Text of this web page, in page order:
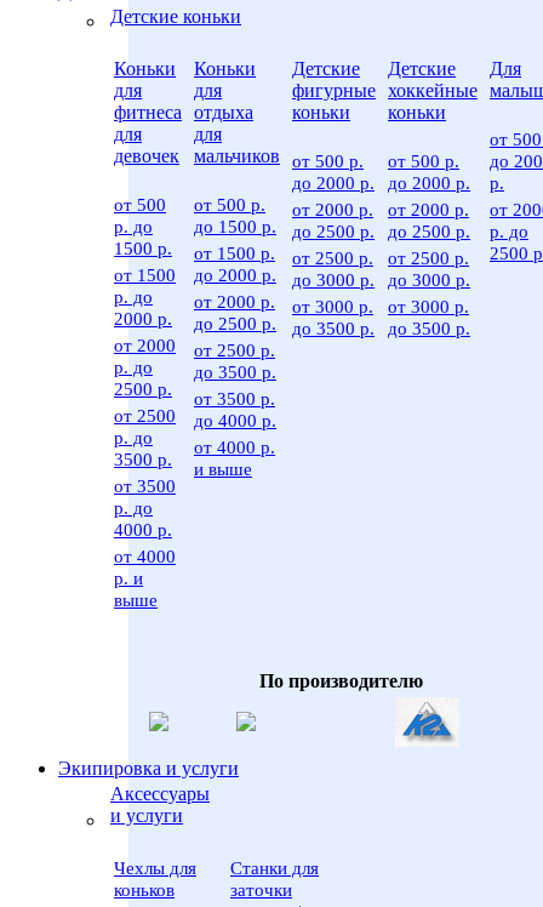
Детские коньки
Коньки
для
фитнеса
для
девочек
от 500
р. до
1500 р.
от 1500
р. до
2000 р.
от 2000
р. до
2500 р.
от 2500
р. до
3500 р.
от 3500
р. до
4000 р.
от 4000
р. и
выше
Коньки
для
отдыха
для
мальчиков
от 500 р.
до 1500 р.
от 1500 р.
до 2000 р.
от 2000 р.
до 2500 р.
от 2500 р.
до 3500 р.
от 3500 р.
до 4000 р.
от 4000 р.
и выше
Детские
фигурные
коньки
от 500 р.
до 2000 р.
от 2000 р.
до 2500 р.
от 2500 р.
до 3000 р.
от 3000 р.
до 3500 р.
Детские
хоккейные
коньки
от 500 р.
до 2000 р.
от 2000 р.
до 2500 р.
от 2500 р.
до 3000 р.
от 3000 р.
до 3500 р.
Для
от
до
р.
от
р. до
2500
По производителю
Экипировка и услуги
Аксессуары
и услуги
Чехлы для
коньков
Станки для
заточки